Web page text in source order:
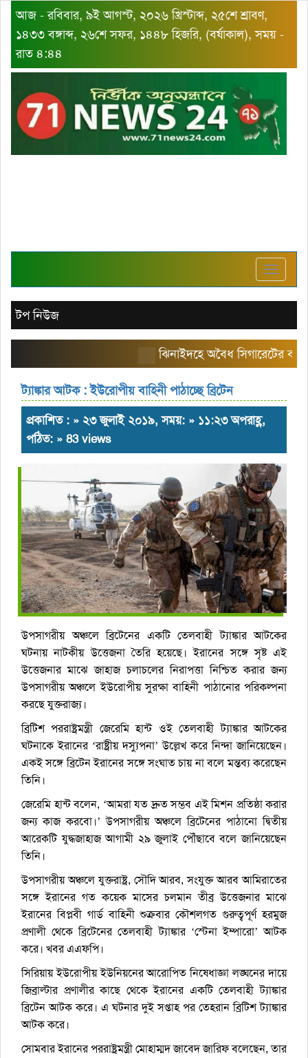
আজ - রবিবার, ৯ই আগস্ট, ২০২৬ খ্রিস্টাব্দ, ২৫শে শ্রাবণ,
১৪৩৩ বঙ্গাব্দ, ২৬শে সফর, ১৪৪৮ হিজরি, (বর্ষাকাল), সময় -
রাত ৪:৪৪
Toggle
টপ নিউজ
ঝিনাইদহে অবৈধ সিগারেটের বাজার
ট্যাঙ্কার আটক : ইউরোপীয় বাহিনী পাঠাচ্ছে ব্রিটেন
প্রকাশিত : » ২৩ জুলাই ২০১৯, সময়: » ১১:২৩ অপরাহ্ণ,
পঠিত: » 83 views
উপসাগরীয় অঞ্চলে ব্রিটেনের একটি তেলবাহী ট্যাঙ্কার আটকের
ঘটনায় নাটকীয় উত্তেজনা তৈরি হয়েছে। ইরানের সঙ্গে সৃষ্ট এই
উত্তেজনার মাঝে জাহাজ চলাচলের নিরাপত্তা নিশ্চিত করার জন্য
উপসাগরীয় অঞ্চলে ইউরোপীয় সুরক্ষা বাহিনী পাঠানোর পরিকল্পনা
করছে যুক্তরাজ্য।
ব্রিটিশ পররাষ্ট্রমন্ত্রী জেরেমি হান্ট ওই তেলবাহী ট্যাঙ্কার আটকের
ঘটনাকে ইরানের ‘রাষ্ট্রীয় দস্যুপনা’ উল্লেখ করে নিন্দা জানিয়েছেন।
একই সঙ্গে ব্রিটেন ইরানের সঙ্গে সংঘাত চায় না বলে মন্তব্য করেছেন
তিনি।
জেরেমি হান্ট বলেন, ‘আমরা যত দ্রুত সম্ভব এই মিশন প্রতিষ্ঠা করার
জন্য কাজ করবো।’ উপসাগরীয় অঞ্চলে ব্রিটেনের পাঠানো দ্বিতীয়
আরেকটি যুদ্ধজাহাজ আগামী ২৯ জুলাই পৌঁছাবে বলে জানিয়েছেন
তিনি।
উপসাগরীয় অঞ্চলে যুক্তরাষ্ট্র, সৌদি আরব, সংযুক্ত আরব আমিরাতের
সঙ্গে ইরানের গত কয়েক মাসের চলমান তীব্র উত্তেজনার মাঝে
ইরানের বিপ্লবী গার্ড বাহিনী শুক্রবার কৌশলগত গুরুত্বপূর্ণ হরমুজ
প্রণালী থেকে ব্রিটেনের তেলবাহী ট্যাঙ্কার ‘স্টেনা ইম্পারো’ আটক
করে। খবর এএফপি।
সিরিয়ায় ইউরোপীয় ইউনিয়নের আরোপিত নিষেধাজ্ঞা লঙ্ঘনের দায়ে
জিব্রাল্টার প্রণালীর কাছে থেকে ইরানের একটি তেলবাহী ট্যাঙ্কার
ব্রিটেন আটক করে। এ ঘটনার দুই সপ্তাহ পর তেহরান ব্রিটিশ ট্যাঙ্কার
আটক করে।
সোমবার ইরানের পররাষ্ট্রমন্ত্রী মোহাম্মদ জাবেদ জারিফ বলেছেন, তার